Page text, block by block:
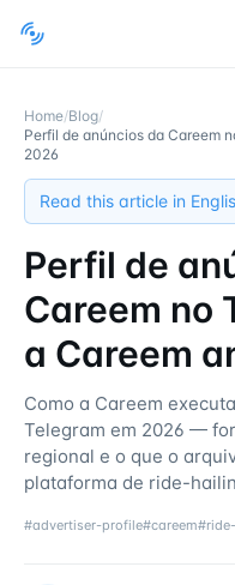
Home/Blog/
Perfil de anúncios da Careem
2026
Read this article in
Perfil de
Careem no
a Careem
Como a Careem
Telegram em 2026 —
regional e o que o
plataforma de ride-
#advertiser-profile#careem#